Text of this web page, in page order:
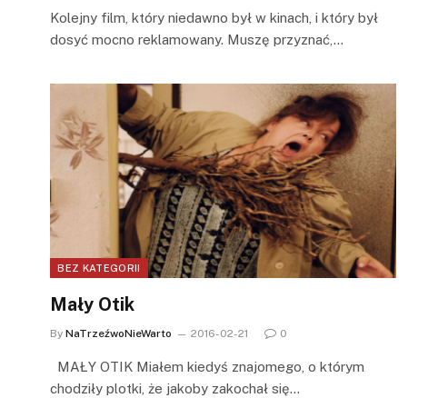
Kolejny film, który niedawno był w kinach, i który był
dosyć mocno reklamowany. Muszę przyznać,…
BEZ KATEGORII
Mały Otik
By NaTrzeźwoNieWarto 2016-02-21 0
MAŁY OTIK Miałem kiedyś znajomego, o którym
chodziły plotki, że jakoby zakochał się…